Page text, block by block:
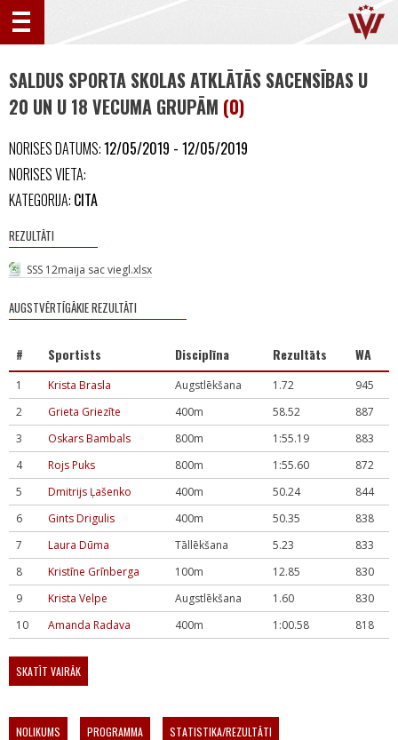
SALDUS SPORTA SKOLAS ATKLĀTĀS SACENSĪBAS U
20 UN U 18 VECUMA GRUPĀM (0)
NORISES DATUMS:12/05/2019 - 12/05/2019
NORISES VIETA:
KATEGORIJA: CITA
REZULTĀTI
SSS 12maija sac viegl.xlsx
AUGSTVĒRTĪGĀKIE REZULTĀTI
# Sportists Disciplīna Rezultāts WA
1 Krista Brasla Augstlēkšana 1.72
945
2
Grieta Griezīte 400m 58.52
887
3
Oskars Bambals 800m 1:55.19
883
4
Rojs Puks 800m 1:55.60
872
5
Dmitrijs Ļašenko 400m 50.24
844
6
Gints Drigulis 400m 50.35
838
7
Laura Dūma Tāllēkšana 5.23
833
8
Kristīne Grīnberga 100m 12.85
830
9
Krista Velpe Augstlēkšana 1.60
830
10
Amanda Radava 400m 1:00.58 818
SKATĪT VAIRĀK
NOLIKUMS PROGRAMMA STATISTIKA/REZULTĀTI